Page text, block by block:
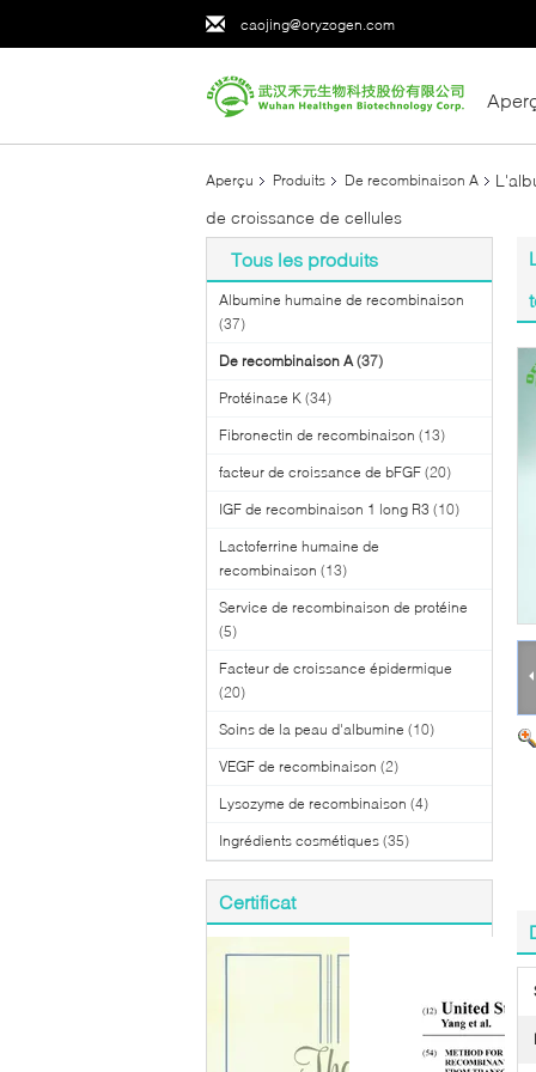
caojing@oryzogen.com
Aperçu Produits De recombinaison A
de croissance de cellules
Tous les produits
Albumine humaine de recombinaison
(37)
De recombinaison A (37)
Protéinase K (34)
Fibronectin de recombinaison (13)
facteur de croissance de bFGF (20)
IGF de recombinaison 1 long R3 (10)
Lactoferrine humaine de
recombinaison (13)
Service de recombinaison de protéine
(5)
Facteur de croissance épidermique
(20)
Soins de la peau d'albumine (10)
VEGF de recombinaison (2)
Lysozyme de recombinaison (4)
Ingrédients cosmétiques (35)
Certificat